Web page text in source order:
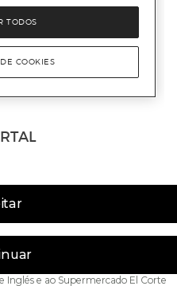
Inglés e ao Supermercado El Corte